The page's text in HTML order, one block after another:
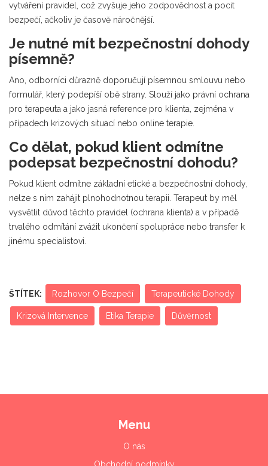
vytváření pravidel, což zvyšuje jeho zodpovědnost a pocit
bezpečí, ačkoliv je časově náročnější.
Je nutné mít bezpečnostní dohody
písemně?
Ano, odborníci důrazně doporučují písemnou smlouvu nebo
formulář, který podepíší obě strany. Slouží jako právní ochrana
pro terapeuta a jako jasná reference pro klienta, zejména v
případech krizových situací nebo online terapie.
Co dělat, pokud klient odmítne
podepsat bezpečnostní dohodu?
Pokud klient odmítne základní etické a bezpečnostní dohody,
nelze s ním zahájit plnohodnotnou terapii. Terapeut by měl
vysvětlit důvod těchto pravidel (ochrana klienta) a v případě
trvalého odmítání zvážit ukončení spolupráce nebo transfer k
jinému specialistovi.
ŠTÍTEK: Rozhovor O Bezpečí Terapeutické Dohody
Krizová Intervence Etika Terapie Důvěrnost
Menu
O nás